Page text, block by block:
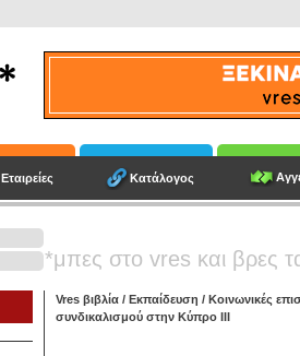
Εταιρείες Κατάλογος
*μπες στο vres και βρες
Vres βιβλία / Εκπαίδευση / Κοινωνικές
συνδικαλισμού στην Κύπρο III